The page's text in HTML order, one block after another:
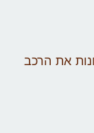
את הרכב